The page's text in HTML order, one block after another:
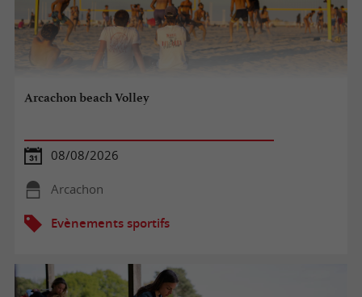
Arcachon beach Volley
08/08/2026
Arcachon
Evènements sportifs